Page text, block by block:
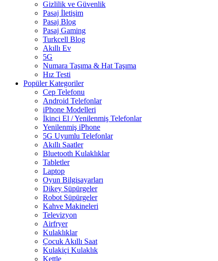
Gizlilik ve Güvenlik
Pasaj İletişim
Pasaj Blog
Pasaj Gaming
Turkcell Blog
Akıllı Ev
5G
Numara Taşıma & Hat Taşıma
Hız Testi
Popüler Kategoriler
Cep Telefonu
Android Telefonlar
iPhone Modelleri
İkinci El / Yenilenmiş Telefonlar
Yenilenmiş iPhone
5G Uyumlu Telefonlar
Akıllı Saatler
Bluetooth Kulaklıklar
Tabletler
Laptop
Oyun Bilgisayarları
Dikey Süpürgeler
Robot Süpürgeler
Kahve Makineleri
Televizyon
Airfryer
Kulaklıklar
Çocuk Akıllı Saat
Kulakiçi Kulaklık
Kettle